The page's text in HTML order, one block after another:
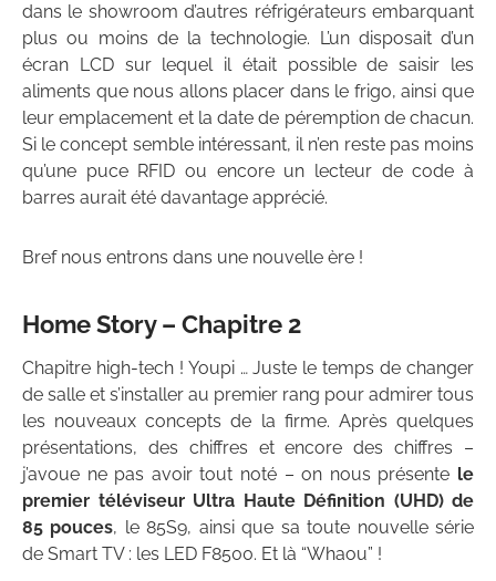
dans le showroom d’autres réfrigérateurs embarquant
plus ou moins de la technologie. L’un disposait d’un
écran LCD sur lequel il était possible de saisir les
aliments que nous allons placer dans le frigo, ainsi que
leur emplacement et la date de péremption de chacun.
Si le concept semble intéressant, il n’en reste pas moins
qu’une puce RFID ou encore un lecteur de code à
barres aurait été davantage apprécié.
Bref nous entrons dans une nouvelle ère !
Home Story – Chapitre 2
Chapitre high-tech ! Youpi … Juste le temps de changer
de salle et s’installer au premier rang pour admirer tous
les nouveaux concepts de la firme. Après quelques
présentations, des chiffres et encore des chiffres –
j’avoue ne pas avoir tout noté – on nous présente le
premier téléviseur Ultra Haute Définition (UHD) de
85 pouces, le 85S9, ainsi que sa toute nouvelle série
de Smart TV : les LED F8500. Et là “Whaou” !